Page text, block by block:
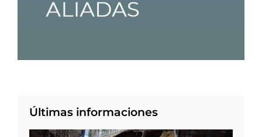
Últimas informaciones